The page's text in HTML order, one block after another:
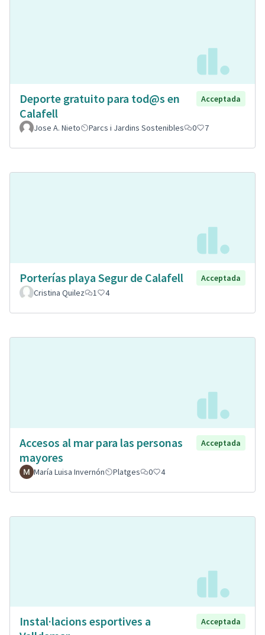
Deporte gratuito para tod@s en
Calafell
Acceptada
Jose A. Nieto Parcs i Jardins Sostenibles 0 7
Porterías playa Segur de Calafell
Acceptada
Cristina Quilez
1 4
Accesos al mar para las personas
mayores
Acceptada
María Luisa Invernón Platges 0 4
Instal·lacions esportives a
Acceptada